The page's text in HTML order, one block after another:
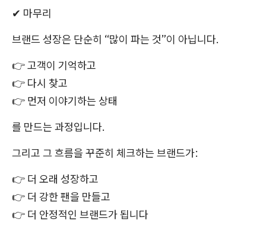
✔ 마무리
브랜드 성장은 단순히 “많이 파는 것”이 아닙니다.
👉 고객이 기억하고
👉 다시 찾고
👉 먼저 이야기하는 상태
를 만드는 과정입니다.
그리고 그 흐름을 꾸준히 체크하는 브랜드가:
👉 더 오래 성장하고
👉 더 강한 팬을 만들고
👉 더 안정적인 브랜드가 됩니다